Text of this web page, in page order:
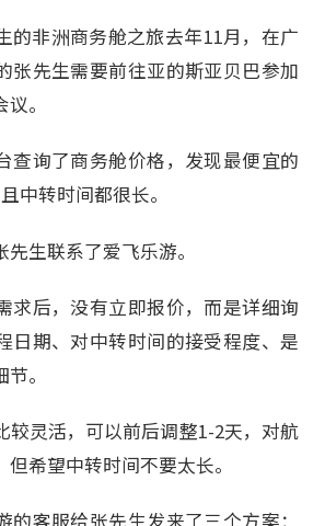
的非洲商务舱之旅去年11月，在广
张先生需要前往亚的斯亚贝巴参加
。
查询了商务舱价格，发现最便宜的
中转时间都很长。
生联系了爱飞乐游。
求后，没有立即报价，而是详细询
日期、对中转时间的接受程度、是
。
较灵活，可以前后调整1-2天，对航
希望中转时间不要太长。
的客服给张先生发来了三个方案：